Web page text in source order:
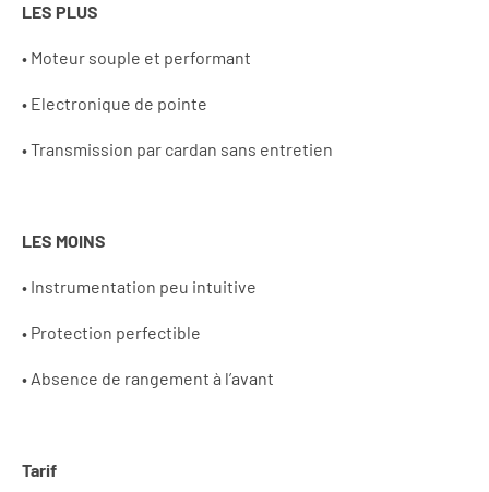
LES PLUS
• Moteur souple et performant
• Electronique de pointe
• Transmission par cardan sans entretien
LES MOINS
• Instrumentation peu intuitive
• Protection perfectible
• Absence de rangement à l’avant
Tarif